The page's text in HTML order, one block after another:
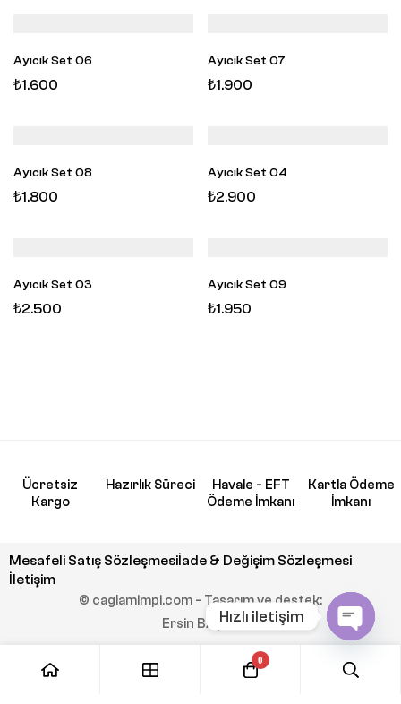
Ayıcık Set 06
₺1.600
Ayıcık Set 07
₺1.900
Ayıcık Set 08
₺1.800
Ayıcık Set 04
₺2.900
Ayıcık Set 03
₺2.500
Ayıcık Set 09
₺1.950
Ücretsiz
Kargo
Hazırlık Süreci
Havale - EFT
Ödeme İmkanı
Kartla Ödeme
İmkanı
Mesafeli Satış Sözleşmesiİade & Değişim Sözleşmesi
İletişim
© caglamimpi.com - Tasarım ve destek:
Ersin BAŞAR
0
Hızlı iletişim
Open